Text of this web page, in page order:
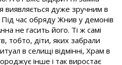
виявляється дуже зручним в
час обряду Жнив у демонів
не гасить його. Ті ж самі
тобто, діти, яких забрали
в селищі відмінні, Храм в
інше і так виростає